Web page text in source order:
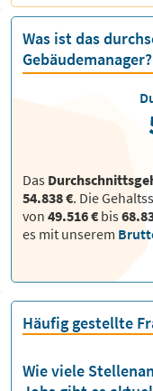
Was ist das
Gebäudemanager?
Das
54.838 €. Die
von 49.516 € bis
es mit unserem
Häufig gestellte
Wie viele